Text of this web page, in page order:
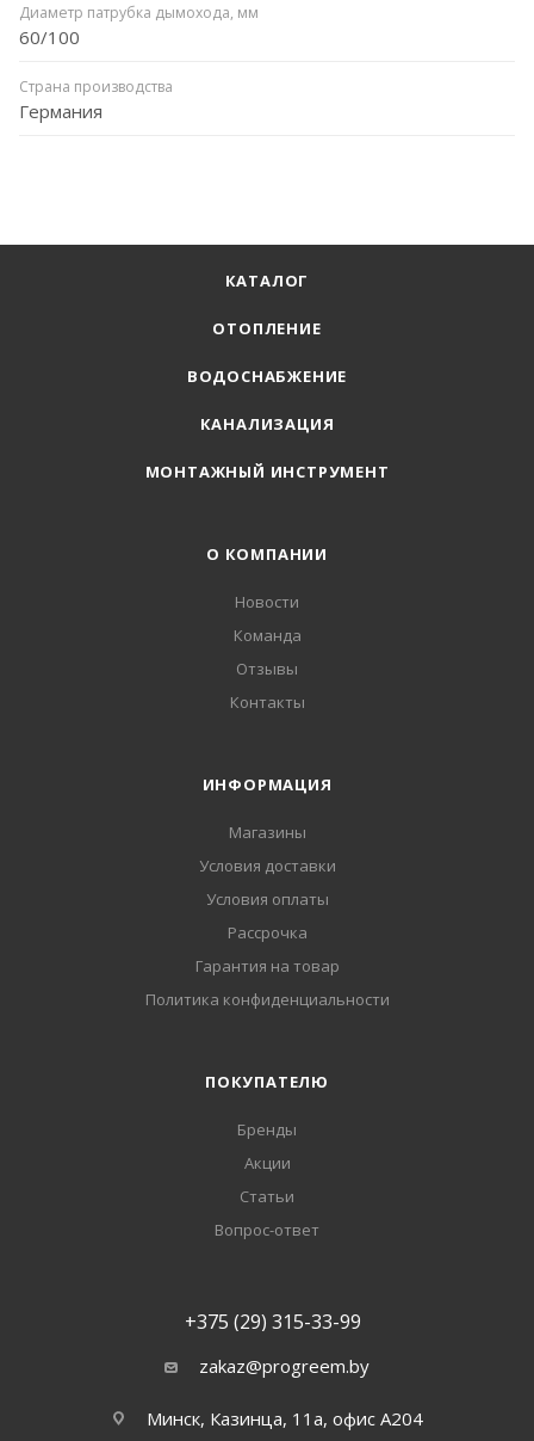
Диаметр патрубка дымохода, мм
60/100
Страна производства
Германия
КАТАЛОГ
ОТОПЛЕНИЕ
ВОДОСНАБЖЕНИЕ
КАНАЛИЗАЦИЯ
МОНТАЖНЫЙ ИНСТРУМЕНТ
О КОМПАНИИ
Новости
Команда
Отзывы
Контакты
ИНФОРМАЦИЯ
Магазины
Условия доставки
Условия оплаты
Рассрочка
Гарантия на товар
Политика конфиденциальности
ПОКУПАТЕЛЮ
Бренды
Акции
Статьи
Вопрос-ответ
+375 (29) 315-33-99
zakaz@progreem.by
Минск, Казинца, 11а, офис А204